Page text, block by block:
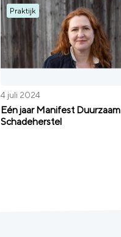
Praktijk
4 juli 2024
Eén jaar Manifest Duurzaam
Schadeherstel